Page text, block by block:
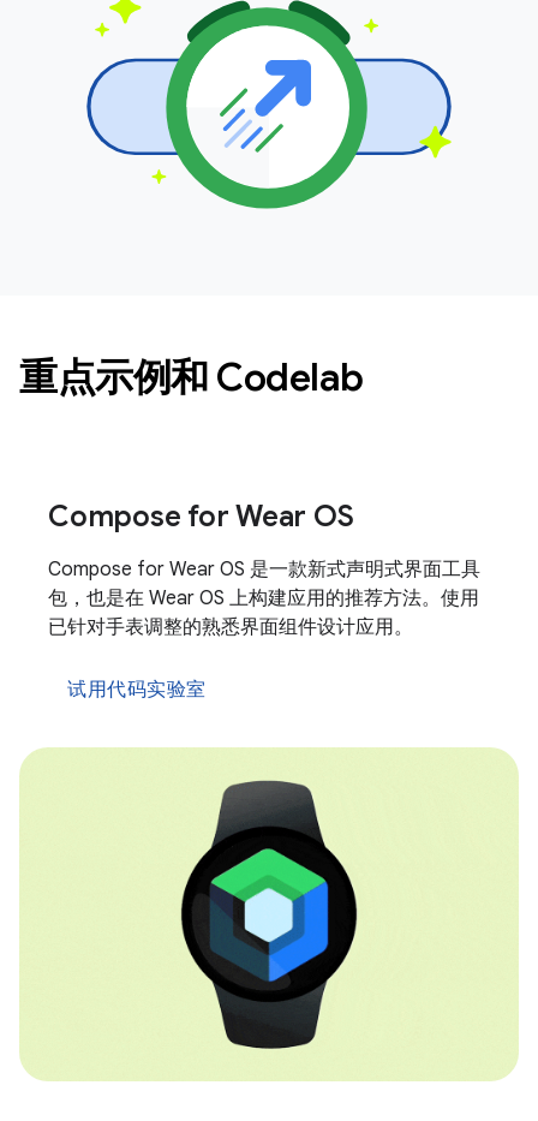
重点示例和 Codelab
Compose for Wear OS
Compose for Wear OS 是一款新式声明式界面工具
包，也是在 Wear OS 上构建应用的推荐方法。使用
已针对手表调整的熟悉界面组件设计应用。
试用代码实验室